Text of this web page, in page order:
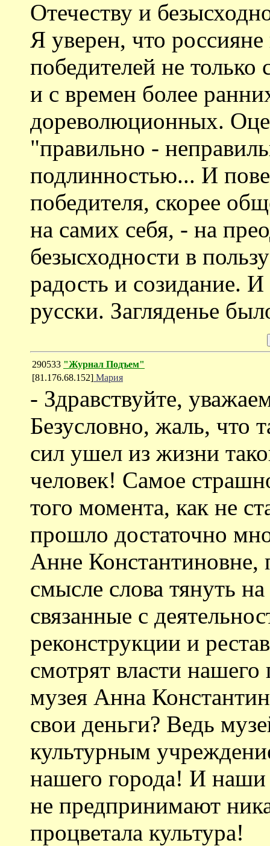
Отечеству и
Я уверен, что россияне
победителей не
и с времен более
дореволюционных.
"правильно -
подлинностью... И
победителя, скорее
на самих себя, - на
безысходности в
радость и созидание.
русски. Загляденье
290533 "Журнал Подъем"
[81.176.68.152] Мария
- Здравствуйте,
Безусловно, жаль, что
сил ушел из жизни
человек! Самое
того момента, как не
прошло достаточно
Анне Константиновне,
смысле слова тянуть
связанные с
реконструкции и
смотрят власти
музея Анна
свои деньги? Ведь
культурным
нашего города! И
не предпринимают
процветала культура!